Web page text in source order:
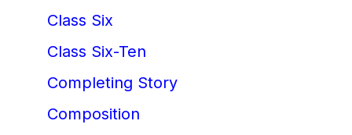
Class Six
Class Six-Ten
Completing Story
Composition